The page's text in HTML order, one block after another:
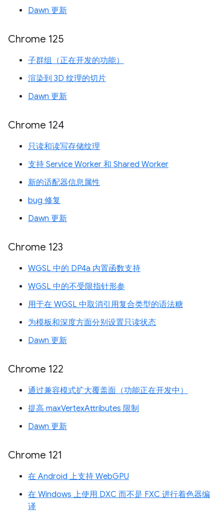
Dawn 更新
Chrome 125
子群组（正在开发的功能）
渲染到 3D 纹理的切片
Dawn 更新
Chrome 124
只读和读写存储纹理
支持 Service Worker 和 Shared Worker
新的适配器信息属性
bug 修复
Dawn 更新
Chrome 123
WGSL 中的 DP4a 内置函数支持
WGSL 中的不受限指针形参
用于在 WGSL 中取消引用复合类型的语法糖
为模板和深度方面分别设置只读状态
Dawn 更新
Chrome 122
通过兼容模式扩大覆盖面（功能正在开发中）
提高 maxVertexAttributes 限制
Dawn 更新
Chrome 121
在 Android 上支持 WebGPU
在 Windows 上使用 DXC 而不是 FXC 进行着色器编
译